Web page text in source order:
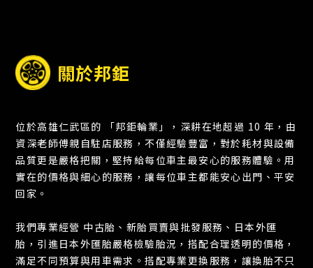
大社區輪胎行
中古輪胎 關於邦鉅
位於高雄仁武區的 「邦鉅輪業」，深耕在地超過 10 年，由
資深老師傅親自駐店服務，不僅經驗豐富，對於耗材與設備
品質更是嚴格把關，堅持給每位車主最安心的服務體驗。用
實在的價格與細心的服務，讓每位車主都能安心出門、平安
回家。
我們專業經營 中古胎、新胎買賣與批發服務、日本外匯
胎，引進日本外匯胎嚴格檢驗胎況，搭配合理透明的價格，
滿足不同預算與用車需求。搭配專業更換服務，讓換胎不只